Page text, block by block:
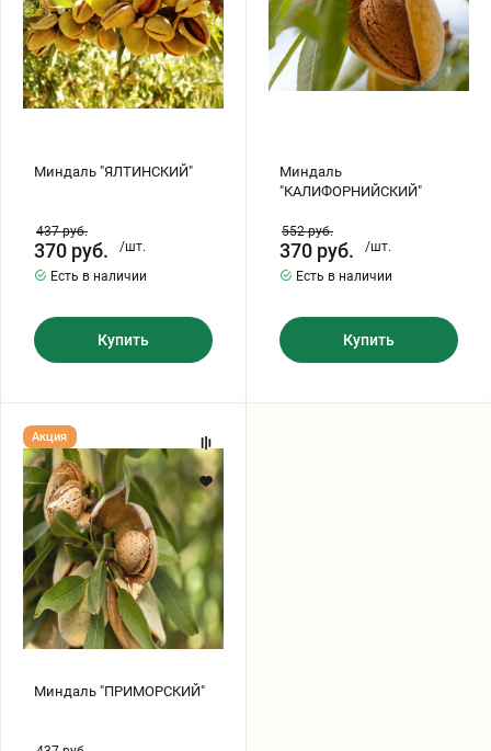
Миндаль "ЯЛТИНСКИЙ"
437руб.
370 руб.
/шт.
Есть в наличии
Купить
Миндаль
"КАЛИФОРНИЙСКИЙ"
552руб.
370 руб.
/шт.
Есть в наличии
Купить
Миндаль
"ПРИМОРСКИЙ"
Миндаль "ПРИМОРСКИЙ"
Акция